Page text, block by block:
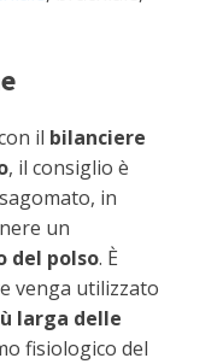
il bilanciere
, il consiglio è
in
un
del polso. È
venga utilizzato
larga delle
fisiologico del